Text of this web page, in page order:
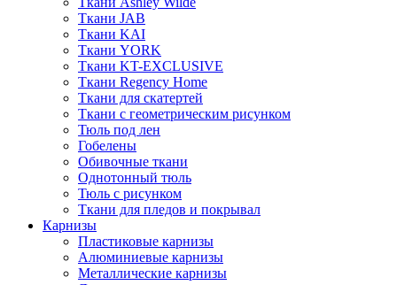
Ткани JAB
Ткани KAI
Ткани YORK
Ткани KT-EXCLUSIVE
Ткани Regency Home
Ткани для скатертей
Ткани с геометрическим рисунком
Тюль под лен
Гобелены
Обивочные ткани
Однотонный тюль
Тюль с рисунком
Ткани для пледов и покрывал
Карнизы
Пластиковые карнизы
Алюминиевые карнизы
Металлические карнизы